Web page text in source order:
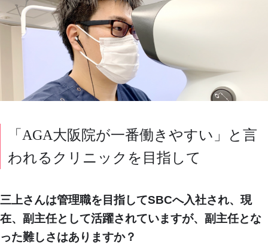
「AGA大阪院が一番働きやすい」と言
われるクリニックを目指して
三上さんは管理職を目指してSBCへ入社され、現
在、副主任として活躍されていますが、副主任とな
った難しさはありますか？